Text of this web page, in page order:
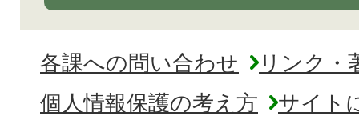
各課への問い合わせ
リンク・
個人情報保護の考え方
サイト